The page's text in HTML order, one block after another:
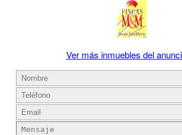
Ver más inmuebles del